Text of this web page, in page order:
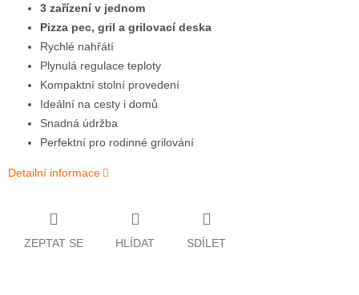
3 zařízení v jednom
Pizza pec, gril a grilovací deska
Rychlé nahřátí
Plynulá regulace teploty
Kompaktní stolní provedení
Ideální na cesty i domů
Snadná údržba
Perfektní pro rodinné grilování
Detailní informace
ZEPTAT SE HLÍDAT SDÍLET